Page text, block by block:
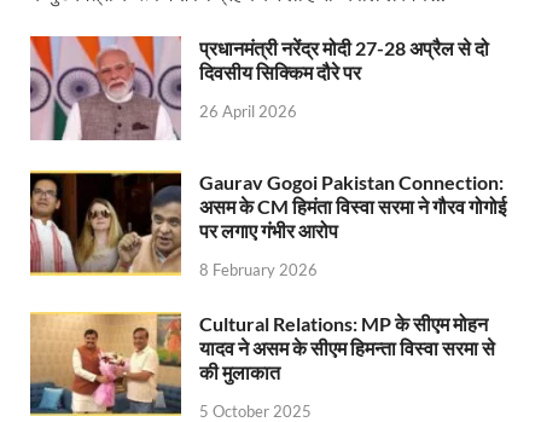
Uttarakhandi Song Launch: मुख्यमंत्री ने पैंली-पैंली बार
Uttarkhand Development Project: मुख्यमंत्री ने
Aravalli Satyagraha Yatra: अरावली की रक्षा के लिए
Voter Mapping: मतदाता मैपिंग आसान बनाने के लिए
PM Adarsh Gram Yojana: योगी सरकार का बड़ा कदम,
Nainital Winter Carnival: मुख्यमंत्री पुष्कर सिंह धामी ने
Railway West Bengal Project: भारतीय रेलवे ने
प्रधानमंत्री नरेंद्र मोदी 27-28 अप्रैल से दो
दिवसीय सिक्किम दौरे पर
26 April 2026
Gaurav Gogoi Pakistan Connection:
असम के CM हिमंता विस्वा सरमा ने गौरव गोगोई
पर लगाए गंभीर आरोप
8 February 2026
Cultural Relations: MP के सीएम मोहन
यादव ने असम के सीएम हिमन्ता विस्वा सरमा से
की मुलाकात
5 October 2025